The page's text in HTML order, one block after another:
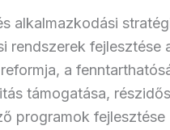
alkalmazkodási
rendszerek fejlesztése
a
támogatása,
programok fejlesztése